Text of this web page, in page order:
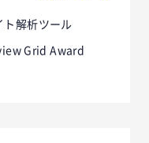
ト解析ツール
Grid Award